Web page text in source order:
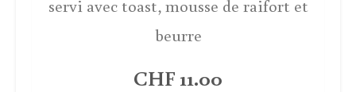
servi avec toast, mousse de raifort et
beurre
CHF 11.00